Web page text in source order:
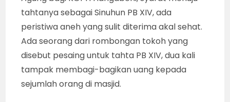
tahtanya sebagai Sinuhun PB XIV, ada
peristiwa aneh yang sulit diterima akal sehat.
Ada seorang dari rombongan tokoh yang
disebut pesaing untuk tahta PB XIV, dua kali
tampak membagi-bagikan uang kepada
sejumlah orang di masjid.